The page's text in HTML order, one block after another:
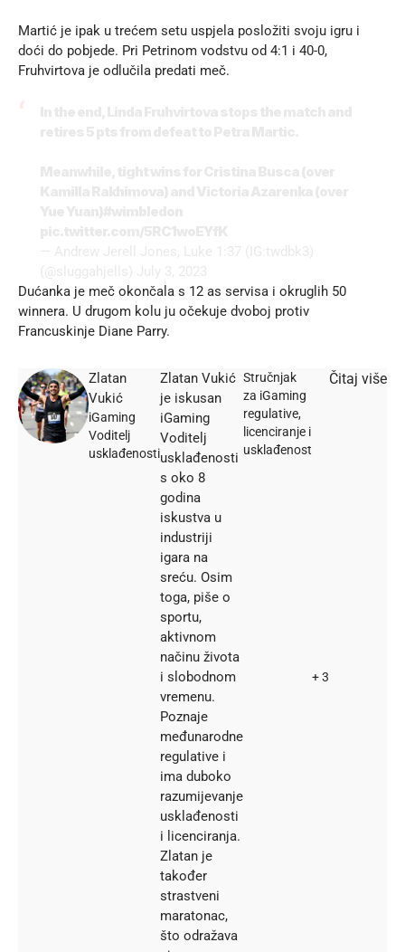
Martić je ipak u trećem setu uspjela posložiti svoju igru i
doći do pobjede. Pri Petrinom vodstvu od 4:1 i 40-0,
Fruhvirtova je odlučila predati meč.
Dućanka je meč okončala s 12 as servisa i okruglih 50
winnera. U drugom kolu ju očekuje dvoboj protiv
Francuskinje Diane Parry.
Zlatan
Vukić
iGaming
Voditelj
usklađenosti
Zlatan Vukić
je iskusan
iGaming
Voditelj
usklađenosti
s oko 8
godina
iskustva u
industriji
igara na
sreću. Osim
toga, piše o
sportu,
aktivnom
načinu života
i slobodnom
vremenu.
Poznaje
međunarodne
regulative i
ima duboko
razumijevanje
usklađenosti
i licenciranja.
Zlatan je
također
strastveni
maratonac,
što odražava
Stručnjak
za iGaming
regulative,
licenciranje i
usklađenost
+ 3
Čitaj više